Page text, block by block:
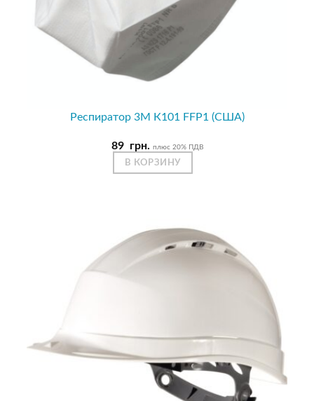
Респиратор 3М К101 FFP1 (США)
89 грн. плюс 20% ПДВ
В КОРЗИНУ